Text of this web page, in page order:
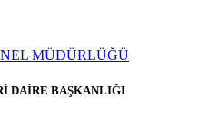
DAİRE BAŞKANLIĞI